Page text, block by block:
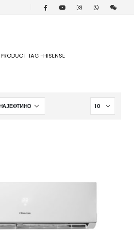
PRODUCT TAG -HISENSE